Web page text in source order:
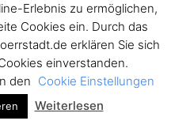
Erlebnis zu ermöglichen,
Cookies ein. Durch das
erklären Sie sich
einverstanden.
den Cookie Einstellungen
Weiterlesen